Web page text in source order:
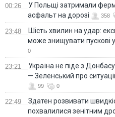
00:26
У Польщі затримали
асфальт на дорозі
358
23:48
Шість хвилин на удар:
може знищувати пускові
0
23:21
Україна не піде з
— Зеленський про
99 0
22:49
Здатен розвивати
похвалилися зенітним